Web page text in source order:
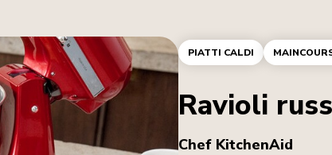
PIATTI CALDI
Ravioli
Chef KitchenAid